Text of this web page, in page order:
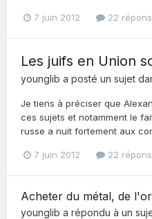
7 juin 2012 22
Les juifs en Union
younglib a posté un sujet
Je tiens à préciser que
ces sujets et notamment le
russe a nuit fortement aux
7 juin 2012 22
Acheter du métal, de
younglib a répondu à un